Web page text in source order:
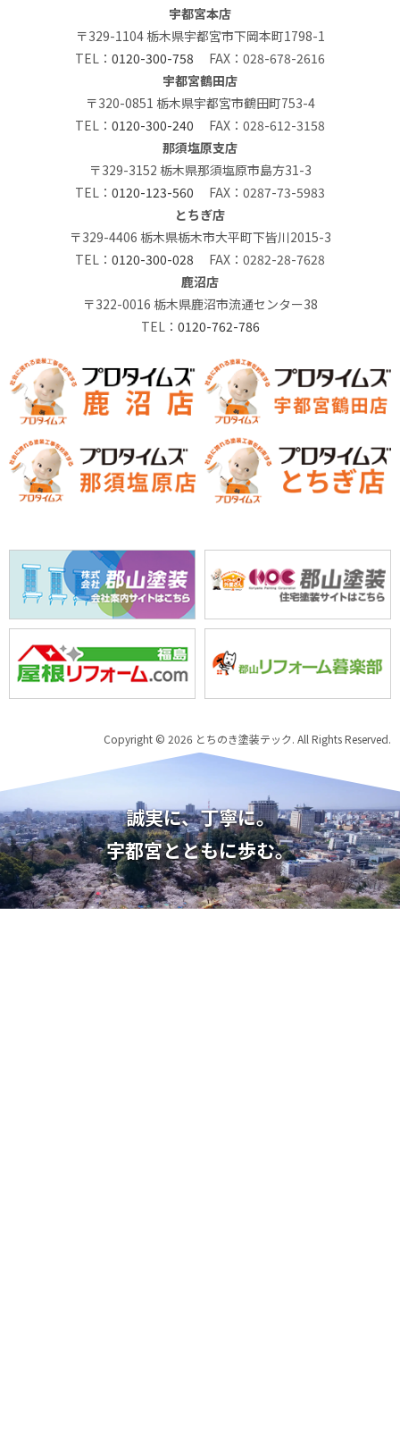
宇都宮本店
〒329-1104 栃木県宇都宮市下岡本町1798-1
TEL： 0120-300-758 FAX：028-678-2616
宇都宮鶴田店
〒320-0851 栃木県宇都宮市鶴田町753-4
TEL： 0120-300-240 FAX：028-612-3158
那須塩原支店
〒329-3152 栃木県那須塩原市島方31-3
TEL： 0120-123-560 FAX：0287-73-5983
とちぎ店
〒329-4406 栃木県栃木市大平町下皆川2015-3
TEL： 0120-300-028 FAX：0282-28-7628
鹿沼店
〒322-0016 栃木県鹿沼市流通センター38
TEL： 0120-762-786
Copyright © 2026 とちのき塗装テック. All Rights Reserved.
誠実に、丁寧に。
宇都宮とともに歩む。